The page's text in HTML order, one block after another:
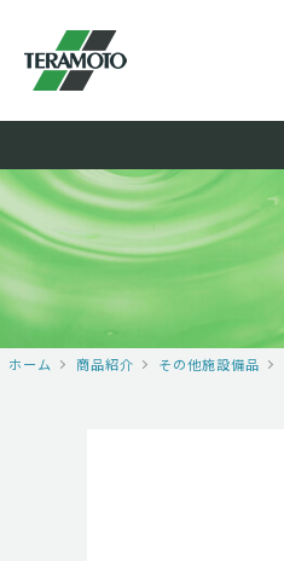
ホーム 商品紹介 その他施設備品